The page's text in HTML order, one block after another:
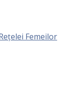
Femeilor